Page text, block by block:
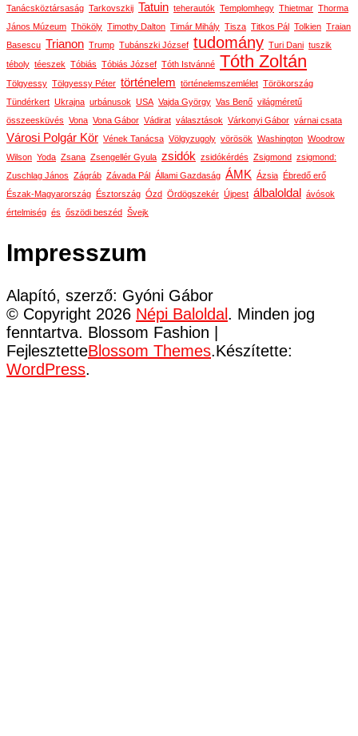
Tanácsköztársaság Tarkovszkij Tatuin teherautók Templomhegy Thietmar Thorma
János Múzeum Thököly Timothy Dalton Timár Mihály Tisza Titkos Pál Tolkien Traian
Basescu Trianon Trump Tubánszki József tudomány Turi Dani tuszik
téboly téeszek Tóbiás Tóbiás József Tóth Istvánné Tóth Zoltán
Tölgyessy Tölgyessy Péter történelem történelemszemlélet Törökország
Tündérkert Ukrajna urbánusok USA Vajda György Vas Benő világméretű
összeesküvés Vona Vona Gábor Vádirat választások Várkonyi Gábor várnai csata
Városi Polgár Kör Vének Tanácsa Völgyzugoly vörösök Washington Woodrow
Wilson Yoda Zsana Zsengellér Gyula zsidók zsidókérdés Zsigmond zsigmond:
Zuschlag János Zágráb Závada Pál Állami Gazdaság ÁMK Ázsia
Ébredő erő
Észak-Magyarország
Észtország Ózd Ördögszekér Újpest álbaloldal
ávósok
értelmiség és őszödi beszéd Švejk
Impresszum
Alapító, szerző: Gyóni Gábor
© Copyright 2026 Népi Baloldal . Minden jog
fenntartva. Blossom Fashion |
FejlesztetteBlossom Themes.Készítette:
WordPress.